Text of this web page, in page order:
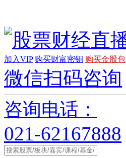
加入VIP 购买财富密钥 购买金股包
微信扫码咨询
咨询电话：
021-62167888